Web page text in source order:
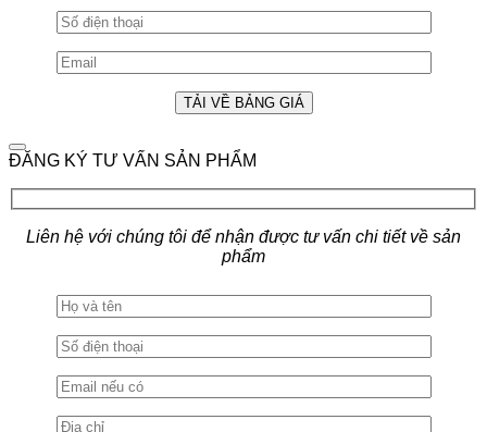
ĐĂNG KÝ TƯ VẤN SẢN PHẨM
Liên hệ với chúng tôi để nhận được tư vấn chi tiết về sản
phẩm